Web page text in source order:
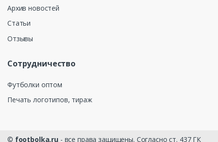
Архив новостей
Статьи
Отзывы
Сотрудничество
Футболки оптом
Печать логотипов, тираж
© footbolka.ru - все права защищены. Согласно ст. 437 ГК